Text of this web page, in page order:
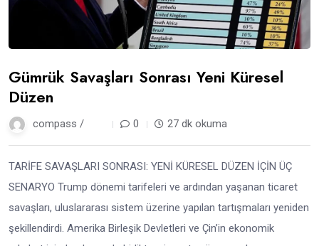
Gümrük Savaşları Sonrası Yeni Küresel
Düzen
compass / 0 27 dk okuma
TARİFE SAVAŞLARI SONRASI: YENİ KÜRESEL DÜZEN İÇİN ÜÇ
SENARYO Trump dönemi tarifeleri ve ardından yaşanan ticaret
savaşları, uluslararası sistem üzerine yapılan tartışmaları yeniden
şekillendirdi. Amerika Birleşik Devletleri ve Çin’in ekonomik